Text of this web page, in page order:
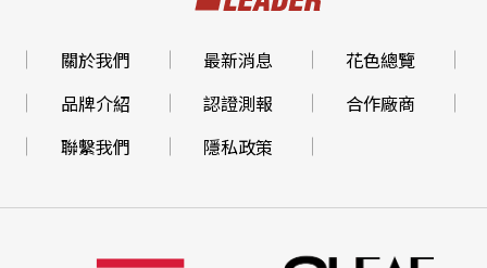
關於我們 最新消息
花色總覽
品牌介紹
認證測報
合作廠商
聯繫我們
隱私政策